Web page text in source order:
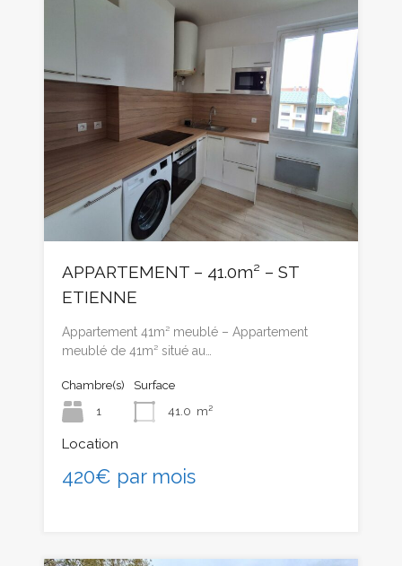
APPARTEMENT – 41.0m² – ST
ETIENNE
Appartement 41m² meublé – Appartement
meublé de 41m² situé au…
Chambre(s)
1
Surface
41.0 m²
Location
420€ par mois